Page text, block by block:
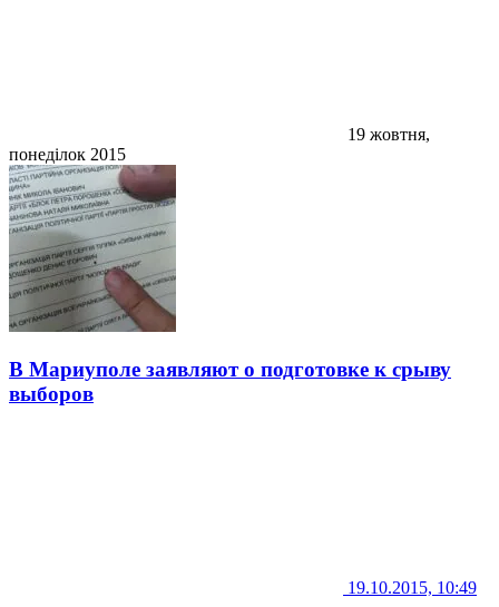
19 жовтня,
понеділок 2015
В Мариуполе заявляют о подготовке к срыву
выборов
19.10.2015, 10:49